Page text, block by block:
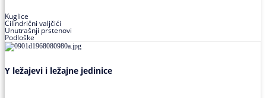
Kuglice
Cilindrični valjčići
Unutrašnji prstenovi
Podloške
Y ležajevi i ležajne jedinice